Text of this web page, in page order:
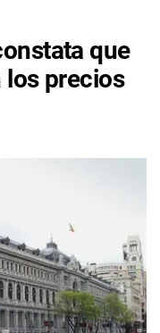
que
los precios